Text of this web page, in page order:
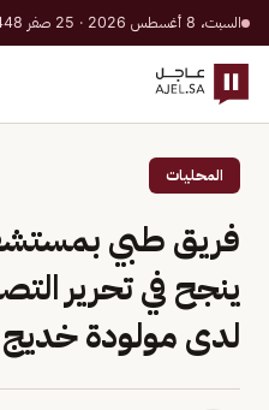
السبت، 8 أغسطس 2026 · 25 صفر 1448 هـ
المحليات
فريق طبي
ينجح في تحرير
لدى مولودة خديج